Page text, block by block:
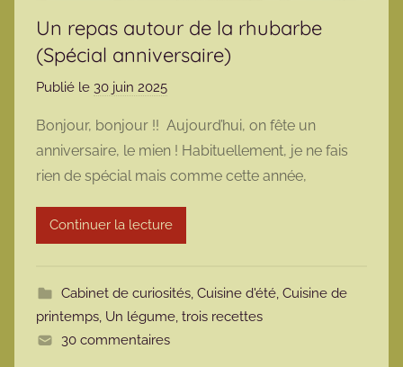
Un repas autour de la rhubarbe
(Spécial anniversaire)
Publié le 30 juin 2025
r
m
a
r
m
t
e
Bonjour, bonjour !! Aujourd’hui, on fête un
anniversaire, le mien ! Habituellement, je ne fais
rien de spécial mais comme cette année,
Continuer la lecture
Cabinet de curiosités, Cuisine d'été, Cuisine de
printemps, Un légume, trois recettes
30 commentaires